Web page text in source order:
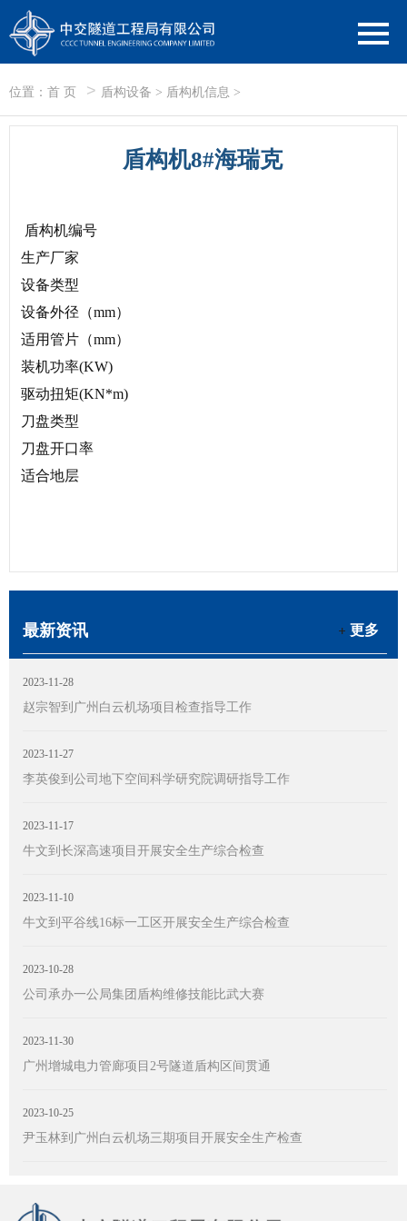
位置： 首 页 > 盾构设备 > 盾构机信息 >
盾构机8#海瑞克
盾构机编号
生产厂家
设备类型
设备外径（mm）
适用管片（mm）
装机功率(KW)
驱动扭矩(KN*m)
刀盘类型
刀盘开口率
适合地层
更多
最新资讯
2023-11-28
赵宗智到广州白云机场项目检查指导工作
2023-11-27
李英俊到公司地下空间科学研究院调研指导工作
2023-11-17
牛文到长深高速项目开展安全生产综合检查
2023-11-10
牛文到平谷线16标一工区开展安全生产综合检查
2023-10-28
公司承办一公局集团盾构维修技能比武大赛
2023-11-30
广州增城电力管廊项目2号隧道盾构区间贯通
2023-10-25
尹玉林到广州白云机场三期项目开展安全生产检查